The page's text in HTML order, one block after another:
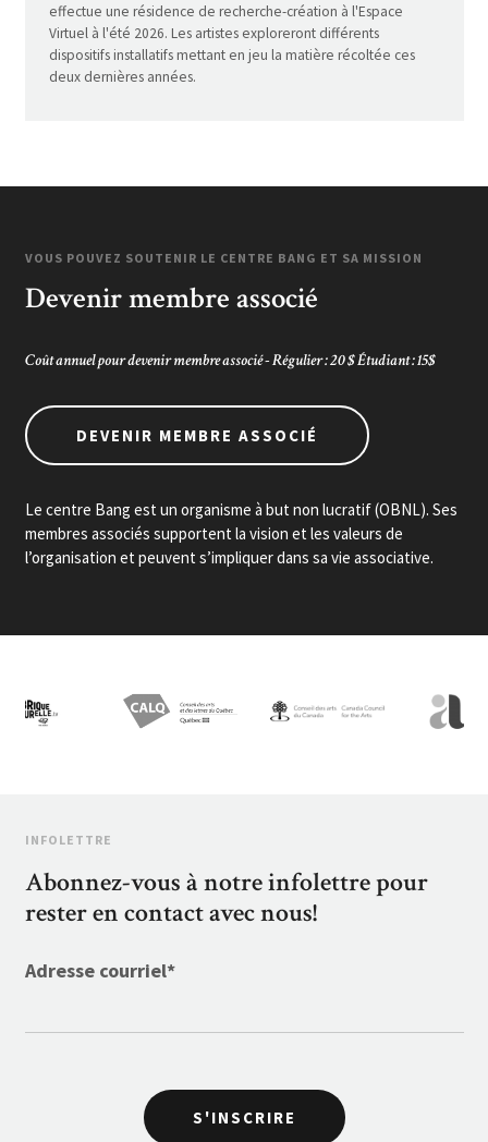
effectue une résidence de recherche-création à l'Espace
Virtuel à l'été 2026. Les artistes exploreront différents
dispositifs installatifs mettant en jeu la matière récoltée ces
deux dernières années.
VOUS POUVEZ SOUTENIR LE CENTRE BANG ET SA MISSION
Devenir membre associé
Coût annuel pour devenir membre associé - Régulier : 20 $ Étudiant : 15$
DEVENIR MEMBRE ASSOCIÉ
Le centre Bang est un organisme à but non lucratif (OBNL). Ses
membres associés supportent la vision et les valeurs de
l’organisation et peuvent s’impliquer dans sa vie associative.
INFOLETTRE
Abonnez-vous à notre infolettre pour
rester en contact avec nous!
Adresse courriel*
S'INSCRIRE